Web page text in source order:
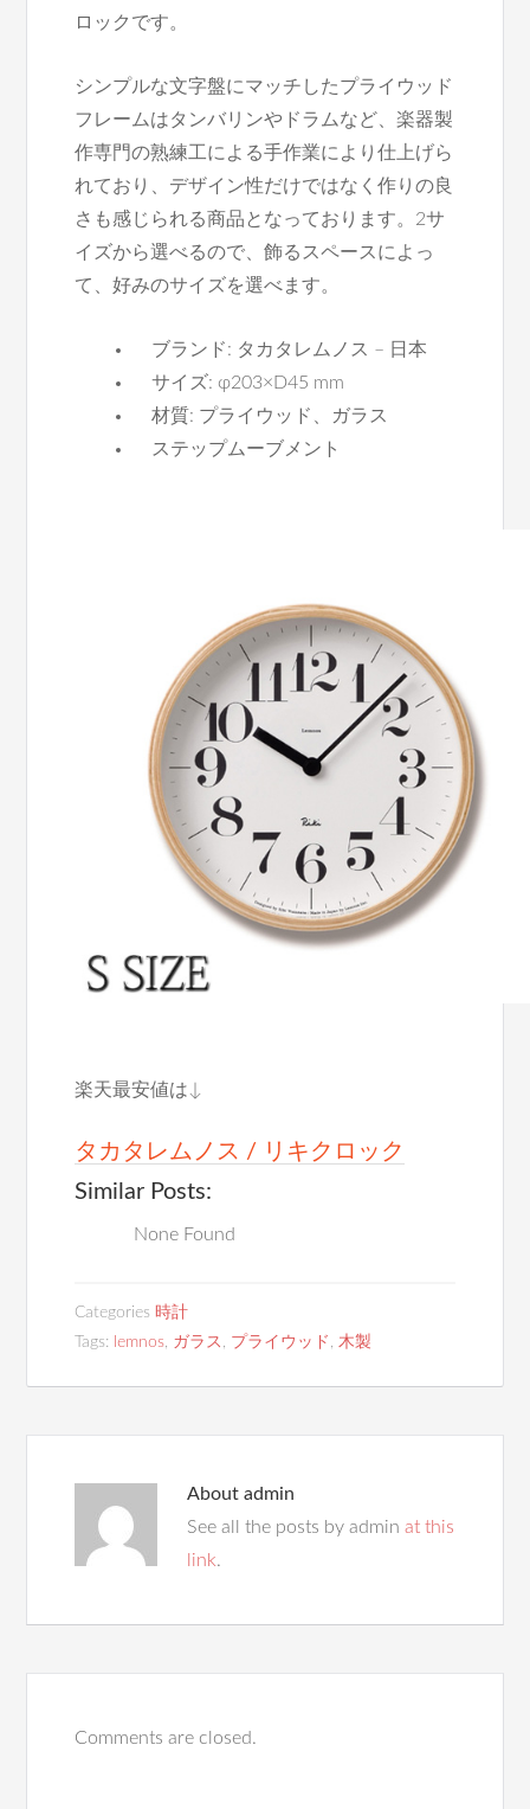
ロックです。
シンプルな文字盤にマッチしたプライウッド
フレームはタンバリンやドラムなど、楽器製
作専門の熟練工による手作業により仕上げら
れており、デザイン性だけではなく作りの良
さも感じられる商品となっております。2サ
イズから選べるので、飾るスペースによっ
て、好みのサイズを選べます。
ブランド: タカタレムノス – 日本
サイズ: φ203×D45 mm
材質: プライウッド、ガラス
ステップムーブメント
楽天最安値は↓
タカタレムノス / リキクロック
Similar Posts:
None Found
Categories 時計
Tags: lemnos, ガラス , プライウッド ,木製
About admin
See all the posts by adminat this
link.
Comments are closed.